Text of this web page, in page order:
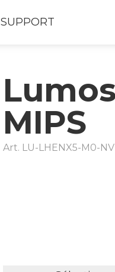
SUPPORT
MIPS
Art. LU-LHENX5-M0-NV